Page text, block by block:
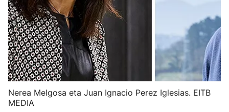
Nerea Melgosa eta Juan Ignacio Perez Iglesias. EITB
MEDIA